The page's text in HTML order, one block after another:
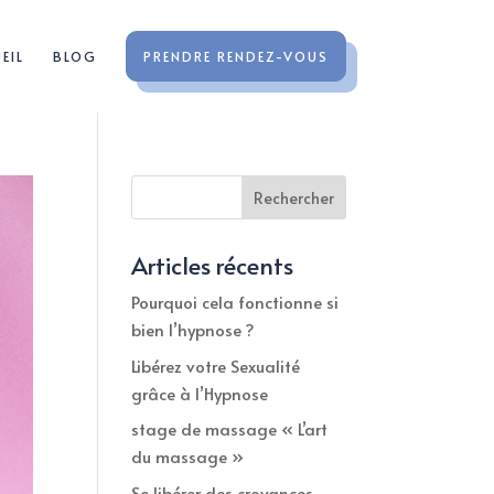
BLOG PRENDRE RENDEZ-VOUS
Rechercher
Articles récents
Pourquoi cela fonctionne si
bien l’hypnose ?
Libérez votre Sexualité
grâce à l’Hypnose
stage de massage « L’art
du massage »